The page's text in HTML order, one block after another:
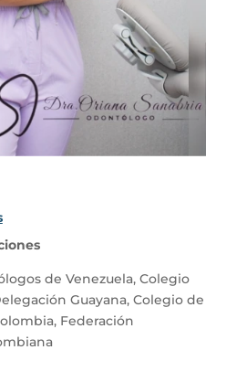
de Venezuela, Colegio
Guayana, Colegio de
, Federación